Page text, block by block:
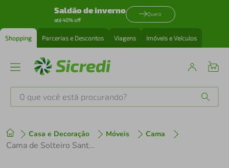
Saldão de inverno
até 40% off
Quero
Shopping Parcerias e Descontos Viagens Imóveis e Veículos
O que você está procurando?
Casa e Decoração Móveis Cama
Cama de Solteiro Santos Andirá Invicta com Baú e 2 Gavetas
1 º tenis